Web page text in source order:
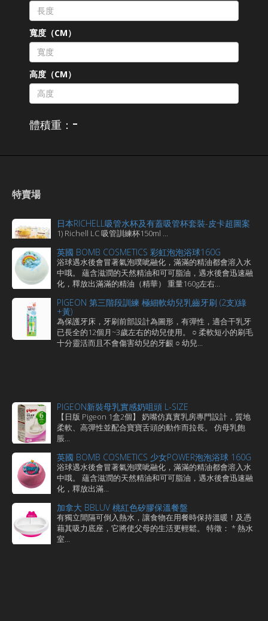
寬度（CM）
高度（CM）
體積重： -
特賣場
日本RICHELL吸管水杯及有蓋吸管杯套裝-皮卡超圖案
1) Richell LC 吸管訓練杯150ml ...
英國 BOMB COSMETICS 彩虹泡泡浴球160G
浴球遇水後會冒著氣泡噗呲融化，滿滿的精油都會溶入水
中哦。 蘊含滋潤的天然精油和可可脂油，遇水後會迅速融
化，釋放出滿滿的精油（精華） 重量160g左右...
PIGEON 第三階段訓練 極細軟幼兒乳齒牙刷 (2支)(綠
+黃)
為保護牙床，牙刷前部設計為圖形，有彈性，適合干乳牙
已長全的12個月~3歲左右的幼兒使用。 ○ 柔軟短小的刷毛
十分靈活而且不會傷害幼兒的牙齦 ○ 幼兒...
PIGEON新裝母乳實感奶咀頭 L-SIZE
【日版 Pigeon 1盒2個】 奶嘴仿真實乳房專門設計，質地
柔軟、高彈性並配合寶寶舌頭的動作而拉長。 仿母乳飽
脹...
英國 BOMB COSMETICS 少女POWER泡泡浴球 160G
浴球遇水後會冒著氣泡噗呲融化，滿滿的精油都會溶入水
中哦。 蘊含滋潤的天然精油和可可脂油，遇水後會迅速融
化，釋放出滿...
加拿大 BBLUV 桃紅色矽膠保溫餐盤
有獨立間隔可倒入熱水，讓食物在用餐時保持溫暖！及憑
藉其吸力底座，它將使父母的生活更輕鬆。 特徵： * 熱水
室...